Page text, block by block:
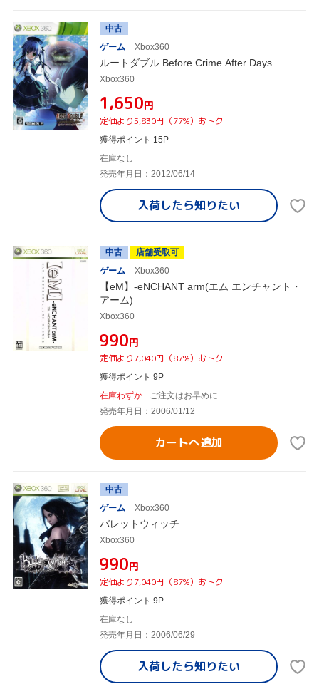
中古
ゲーム
Xbox360
ルートダブル Before Crime After Days
Xbox360
¥1,650円
定価より5,830円（77%）おトク
獲得ポイント 15P
在庫なし
発売年月日：2012/06/14
入荷したら知りたい
中古
店舗受取可
ゲーム
Xbox360
【eM】-eNCHANT arm(エム エンチャント・
アーム)
Xbox360
¥990円
定価より7,040円（87%）おトク
獲得ポイント 9P
在庫わずか
ご注文はお早めに
発売年月日：2006/01/12
カートへ追加
中古
ゲーム
Xbox360
バレットウィッチ
Xbox360
¥990円
定価より7,040円（87%）おトク
獲得ポイント 9P
在庫なし
発売年月日：2006/06/29
入荷したら知りたい